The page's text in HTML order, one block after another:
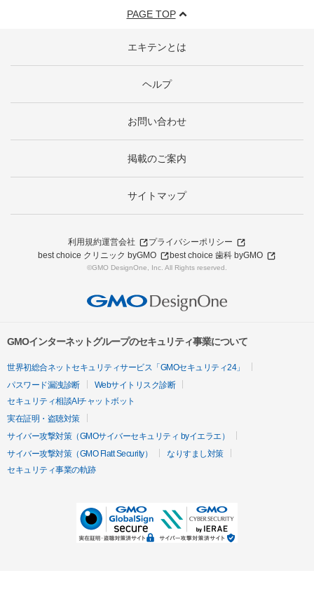
PAGE TOP
エキテンとは
ヘルプ
お問い合わせ
掲載のご案内
サイトマップ
利用規約運営会社
プライバシーポリシー
best choice クリニック byGMO
best choice 歯科 byGMO
©GMO DesignOne, Inc. All Rights reserved.
GMOインターネットグループのセキュリティ事業について
世界初総合ネットセキュリティサービス「GMOセキュリティ24」
パスワード漏洩診断
Webサイトリスク診断
セキュリティ相談AIチャットボット
実在証明・盗聴対策
サイバー攻撃対策（GMOサイバーセキュリティ byイエラエ）
サイバー攻撃対策（GMO Flatt Security）
なりすまし対策
セキュリティ事業の軌跡